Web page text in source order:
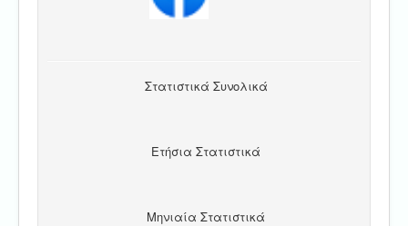
Στατιστικά Συνολικά
Ετήσια Στατιστικά
Μηνιαία Στατιστικά